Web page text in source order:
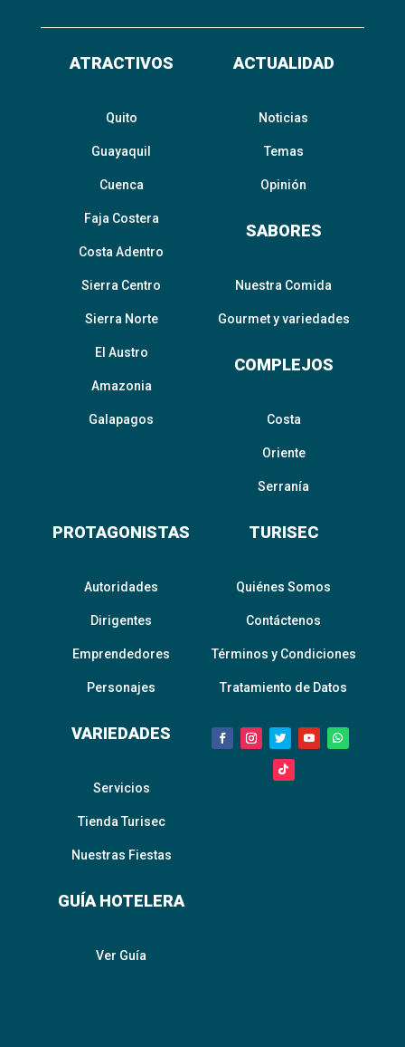
ATRACTIVOS
Quito
Guayaquil
Cuenca
Faja Costera
Costa Adentro
Sierra Centro
Sierra Norte
El Austro
Amazonia
Galapagos
ACTUALIDAD
Noticias
Temas
Opinión
SABORES
Nuestra Comida
Gourmet y variedades
COMPLEJOS
Costa
Oriente
Serranía
PROTAGONISTAS
Autoridades
Dirigentes
Emprendedores
Personajes
VARIEDADES
Servicios
Tienda Turisec
Nuestras Fiestas
GUÍA HOTELERA
Ver Guía
TURISEC
Quiénes Somos
Contáctenos
Términos y Condiciones
Tratamiento de Datos